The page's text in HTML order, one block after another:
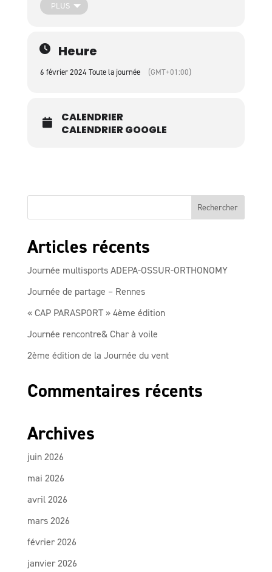
PLUS
Heure
6 février 2024 Toute la journée (GMT+01:00)
CALENDRIER
CALENDRIER GOOGLE
Articles récents
Journée multisports ADEPA-OSSUR-ORTHONOMY
Journée de partage – Rennes
« CAP PARASPORT » 4ème édition
Journée rencontre& Char à voile
2ème édition de la Journée du vent
Commentaires récents
Archives
juin 2026
mai 2026
avril 2026
mars 2026
février 2026
janvier 2026